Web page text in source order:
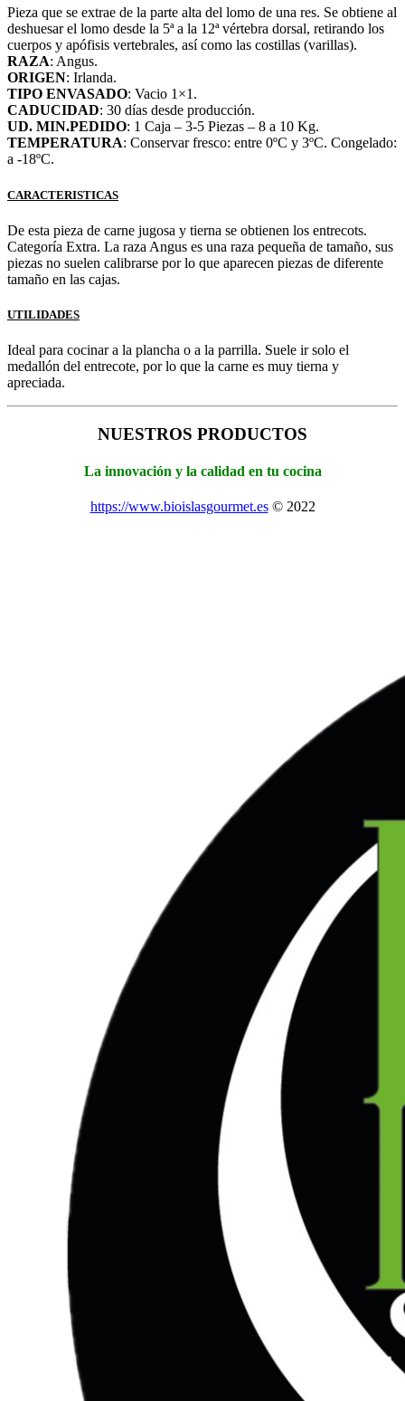
Pieza que se extrae de la parte alta del lomo de una res. Se obtiene al
deshuesar el lomo desde la 5ª a la 12ª vértebra dorsal, retirando los
cuerpos y apófisis vertebrales, así como las costillas (varillas).
RAZA: Angus.
ORIGEN: Irlanda.
TIPO ENVASADO: Vacio 1×1.
CADUCIDAD: 30 días desde producción.
UD. MIN.PEDIDO: 1 Caja – 3-5 Piezas – 8 a 10 Kg.
TEMPERATURA: Conservar fresco: entre 0ºC y 3ºC. Congelado:
a -18ºC.
CARACTERISTICAS
De esta pieza de carne jugosa y tierna se obtienen los entrecots.
Categoría Extra. La raza Angus es una raza pequeña de tamaño, sus
piezas no suelen calibrarse por lo que aparecen piezas de diferente
tamaño en las cajas.
UTILIDADES
Ideal para cocinar a la plancha o a la parrilla. Suele ir solo el
medallón del entrecote, por lo que la carne es muy tierna y
apreciada.
NUESTROS PRODUCTOS
La innovación y la calidad en tu cocina
https://www.bioislasgourmet.es© 2022